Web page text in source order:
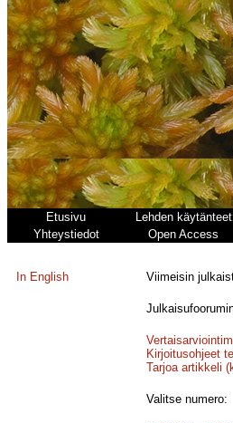
Etusivu Lehden käytänteet
Yhteystiedot
Open Access
In English Viimeisin
Kirjoitusohjeet
Tarjoa artikkeli
Valitse numero: